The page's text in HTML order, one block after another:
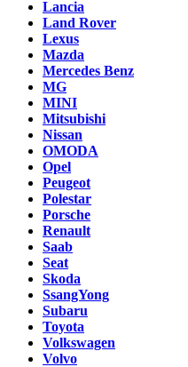
Lancia
Land Rover
Lexus
Mazda
Mercedes Benz
MG
MINI
Mitsubishi
Nissan
OMODA
Opel
Peugeot
Polestar
Porsche
Renault
Saab
Seat
Skoda
SsangYong
Subaru
Toyota
Volkswagen
Volvo